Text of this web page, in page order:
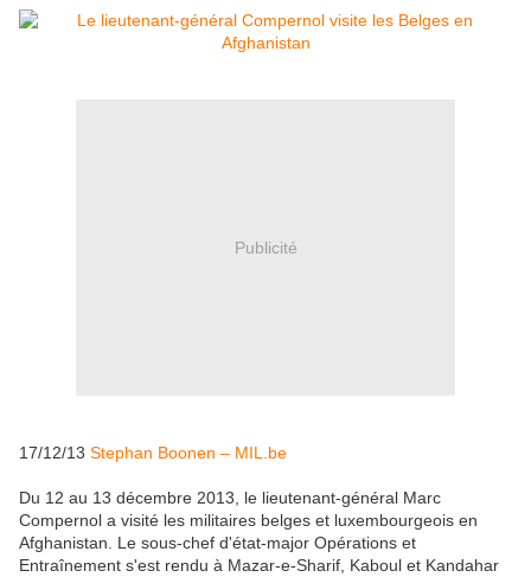
Publicité
17/12/13 Stephan Boonen – MIL.be
Du 12 au 13 décembre 2013, le lieutenant-général Marc
Compernol a visité les militaires belges et luxembourgeois en
Afghanistan. Le sous-chef d'état-major Opérations et
Entraînement s'est rendu à Mazar-e-Sharif, Kaboul et Kandahar